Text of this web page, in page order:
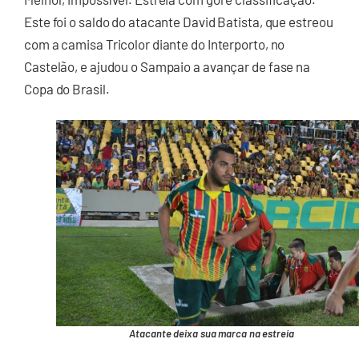
Este foi o saldo do atacante David Batista, que estreou
com a camisa Tricolor diante do Interporto, no
Castelão, e ajudou o Sampaio a avançar de fase na
Copa do Brasil.
Atacante deixa sua marca na estreia